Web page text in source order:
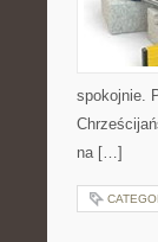
spokojnie.
na […]